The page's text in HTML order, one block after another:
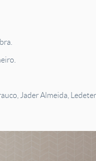
Jader Almeida,